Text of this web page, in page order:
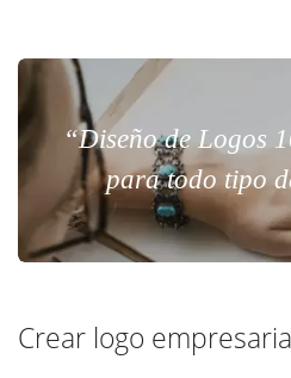
“Diseño de Logos
para todo tipo
Crear logo